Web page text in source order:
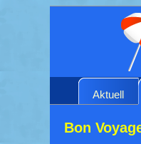
Aktuell
Bon